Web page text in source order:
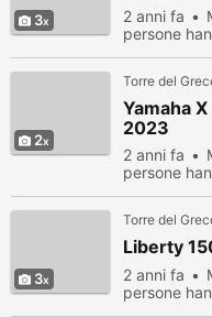
3 2 anni fa
persone
2
Torre del
Yamaha
2023
2 anni fa
persone
3
Torre del
Liberty
2 anni fa
persone